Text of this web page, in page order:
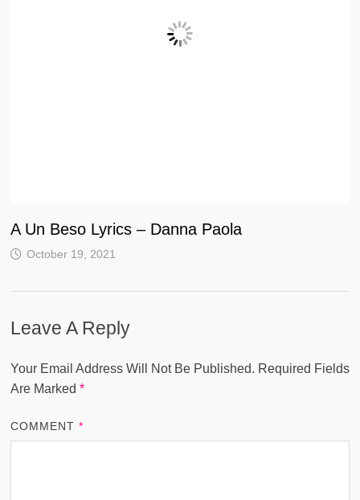
A Un Beso Lyrics – Danna Paola
October 19, 2021
Leave A Reply
Your Email Address Will Not Be Published. Required Fields
Are Marked *
COMMENT*